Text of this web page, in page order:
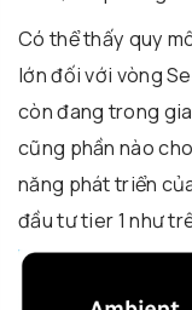
Có thể thấy quy
lớn đối với vòng
còn đang trong
cũng phần nào
năng phát triển
đầu tư tier 1 như